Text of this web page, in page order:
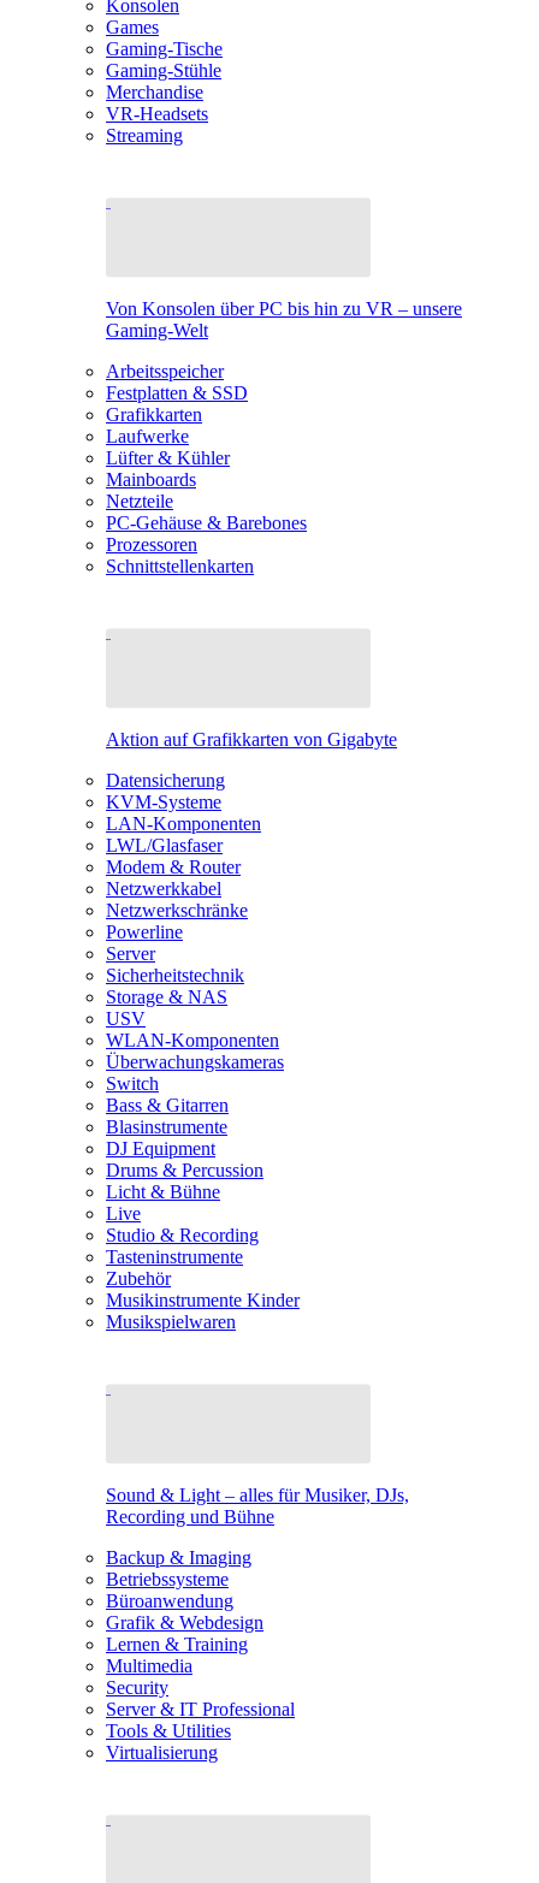
Konsolen
Games
Gaming-Tische
Gaming-Stühle
Merchandise
VR-Headsets
Streaming
Von Konsolen über PC bis hin zu VR – unsere
Gaming-Welt
Arbeitsspeicher
Festplatten & SSD
Grafikkarten
Laufwerke
Lüfter & Kühler
Mainboards
Netzteile
PC-Gehäuse & Barebones
Prozessoren
Schnittstellenkarten
Aktion auf Grafikkarten von Gigabyte
Datensicherung
KVM-Systeme
LAN-Komponenten
LWL/Glasfaser
Modem & Router
Netzwerkkabel
Netzwerkschränke
Powerline
Server
Sicherheitstechnik
Storage & NAS
USV
WLAN-Komponenten
Überwachungskameras
Switch
Bass & Gitarren
Blasinstrumente
DJ Equipment
Drums & Percussion
Licht & Bühne
Live
Studio & Recording
Tasteninstrumente
Zubehör
Musikinstrumente Kinder
Musikspielwaren
Sound & Light – alles für Musiker, DJs,
Recording und Bühne
Backup & Imaging
Betriebssysteme
Büroanwendung
Grafik & Webdesign
Lernen & Training
Multimedia
Security
Server & IT Professional
Tools & Utilities
Virtualisierung